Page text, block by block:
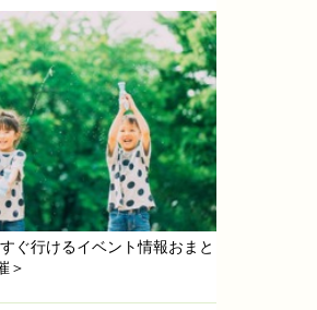
ぐ行けるイベント情報おまと
＞